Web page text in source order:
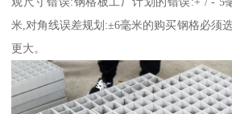
米,对角线误差规划:±6毫米的购买钢格必须
更大。